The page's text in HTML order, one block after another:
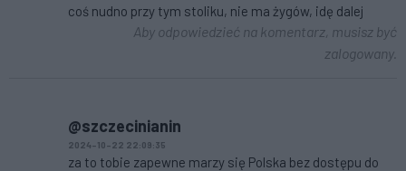
coś nudno przy tym stoliku, nie ma żygów, idę dalej
Aby odpowiedzieć na komentarz, musisz być
zalogowany.
@szczecinianin
2024-10-22 22:09:35
za to tobie zapewne marzy się Polska bez dostępu do